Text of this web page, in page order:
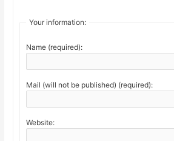
Your information:
Name (required):
Mail (will not be published) (required):
Website: